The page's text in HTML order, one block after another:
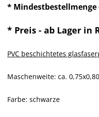
* Mindestbestellmenge
* Preis - ab Lager in
PVC beschichtetes
Maschenweite: ca.
Farbe: schwarze